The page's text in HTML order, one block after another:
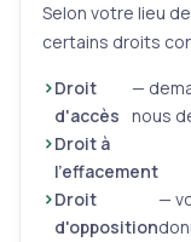
Selon votre lieu
certains droits
Droit
d'accès
—
nous
Droit à
l'effacement
Droit
d'opposition
—